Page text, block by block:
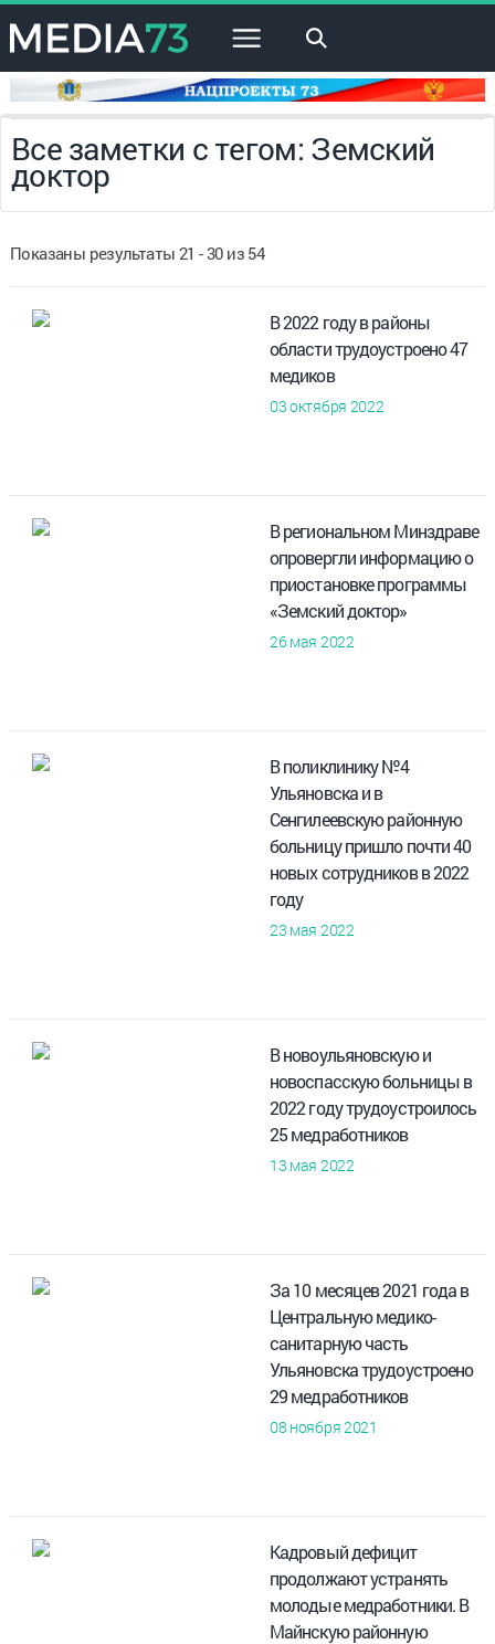
×
Все заметки с тегом: Земский
доктор
Показаны результаты 21 - 30 из 54
В 2022 году в районы
области трудоустроено 47
медиков
03 октября 2022
В региональном Минздраве
опровергли информацию о
приостановке программы
«Земский доктор»
26 мая 2022
В поликлинику №4
Ульяновска и в
Сенгилеевскую районную
больницу пришло почти 40
новых сотрудников в 2022
году
23 мая 2022
В новоульяновскую и
новоспасскую больницы в
2022 году трудоустроилось
25 медработников
13 мая 2022
За 10 месяцев 2021 года в
Центральную медико-
санитарную часть
Ульяновска трудоустроено
29 медработников
08 ноября 2021
Кадровый дефицит
продолжают устранять
молодые медработники. В
Майнскую районную